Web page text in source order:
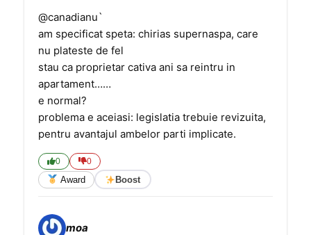
@canadianu`
am specificat speta: chirias supernaspa, care
nu plateste de fel
stau ca proprietar cativa ani sa reintru in
apartament……
e normal?
problema e aceiasi: legislatia trebuie revizuita,
pentru avantajul ambelor parti implicate.
0 0
Award Boost
moa